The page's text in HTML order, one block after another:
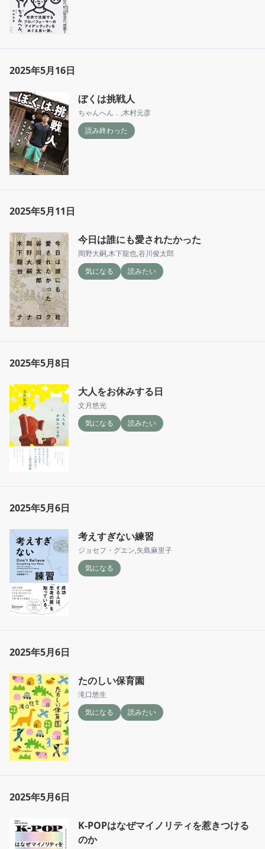
2025年5月16日
ぼくは挑戦人
ちゃんへん． ,木村元彦
読み終わった
2025年5月11日
今日は誰にも愛されたかった
岡野大嗣,木下龍也,谷川俊太郎
気になる
読みたい
2025年5月8日
大人をお休みする日
文月悠光
気になる
読みたい
2025年5月6日
考えすぎない練習
ジョセフ・グエン,矢島麻里子
気になる
2025年5月6日
たのしい保育園
滝口悠生
気になる
読みたい
2025年5月6日
K-POPはなぜマイノリティを惹きつける
のか